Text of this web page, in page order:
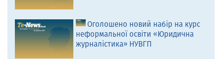
Оголошено новий набір на курс
неформальної освіти «Юридична
журналістика» НУВГП